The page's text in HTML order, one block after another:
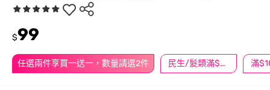
任選兩件享買一送一，數量請選2件 民生/髮類滿$388送舒潔冰巾
$99